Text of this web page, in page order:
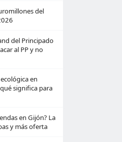
del
del Principado
al PP y no
en
significa para
en Gijón? La
y más oferta